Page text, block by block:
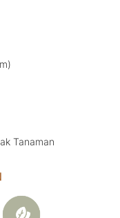
Tanaman